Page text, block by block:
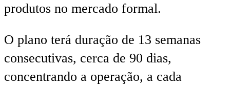
produtos no mercado formal.
O plano terá duração de 13 semanas
consecutivas, cerca de 90 dias,
concentrando a operação, a cada